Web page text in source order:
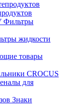
Фильтры
жидкости
товары
CROCUS
для
Знаки